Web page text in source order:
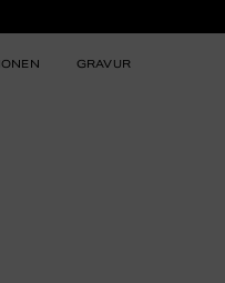
GRAVUR